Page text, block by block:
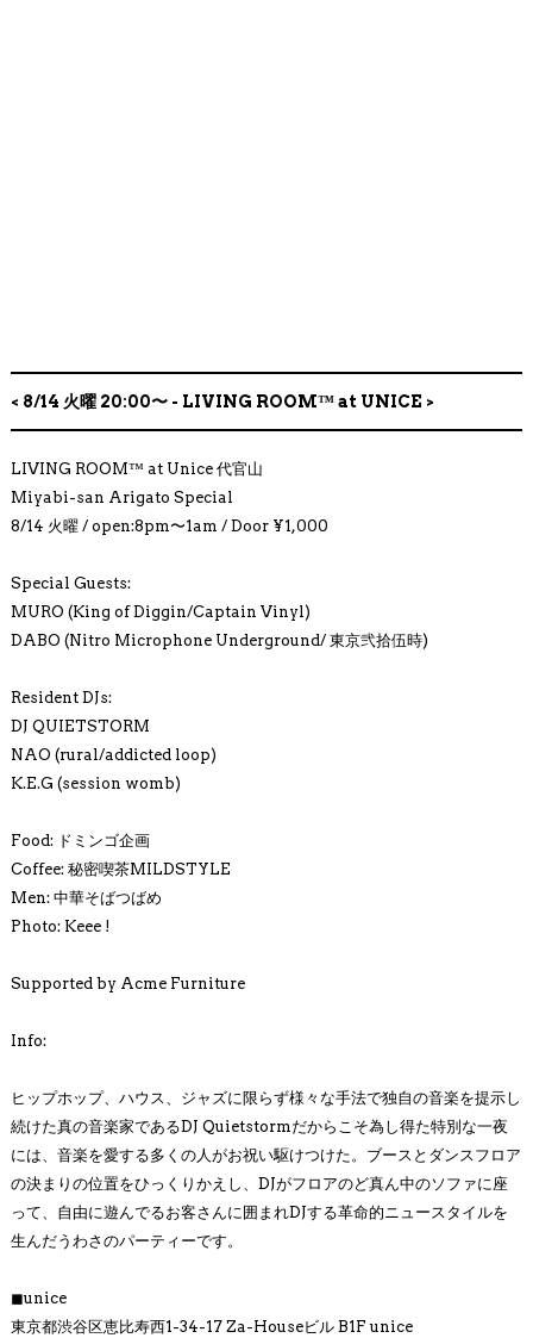
< 8/14 火曜 20:00〜 - LIVING ROOM™ at UNICE >
LIVING ROOM™ at Unice 代官山
Miyabi-san Arigato Special
8/14 火曜 / open:8pm〜1am / Door ¥1,000
Special Guests:
MURO (King of Diggin/Captain Vinyl)
DABO (Nitro Microphone Underground/ 東京弐拾伍時)
Resident DJs:
DJ QUIETSTORM
NAO (rural/addicted loop)
K.E.G (session womb)
Food: ドミンゴ企画
Coffee: 秘密喫茶MILDSTYLE
Men: 中華そばつばめ
Photo: Keee !
Supported by Acme Furniture
Info:
ヒップホップ、ハウス、ジャズに限らず様々な手法で独自の音楽を提示し
続けた真の音楽家であるDJ Quietstormだからこそ為し得た特別な一夜
には、音楽を愛する多くの人がお祝い駆けつけた。ブースとダンスフロア
の決まりの位置をひっくりかえし、DJがフロアのど真ん中のソファに座
って、自由に遊んでるお客さんに囲まれDJする革命的ニュースタイルを
生んだうわさのパーティーです。
◼︎unice
東京都渋谷区恵比寿西1-34-17 Za-Houseビル B1F unice